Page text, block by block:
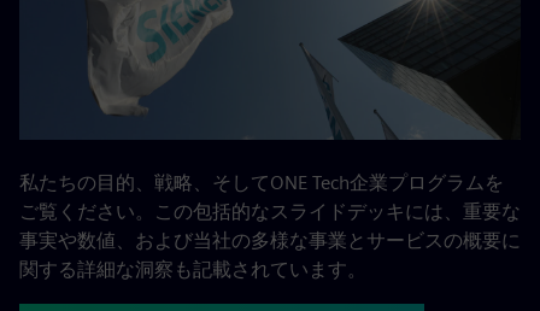
私たちの目的、戦略、そしてONE Tech企業プログラムを
ご覧ください。この包括的なスライドデッキには、重要な
事実や数値、および当社の多様な事業とサービスの概要に
関する詳細な洞察も記載されています。